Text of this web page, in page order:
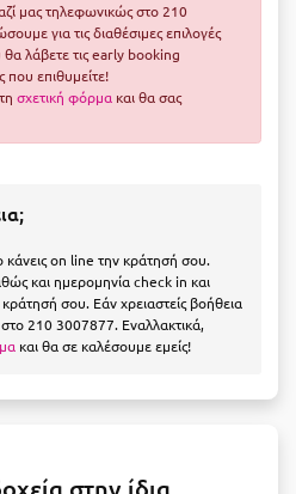
μας τηλεφωνικώς στο 210
για τις διαθέσιμες επιλογές
λάβετε τις early booking
που επιθυμείτε!
σχετική φόρμακαι θα σας
κάνεις on line την κράτησή σου.
και ημερομηνία check in και
σου. Εάν χρειαστείς βοήθεια
στο 210 3007877. Εναλλακτικά,
και θα σε καλέσουμε εμείς!
στην ίδια